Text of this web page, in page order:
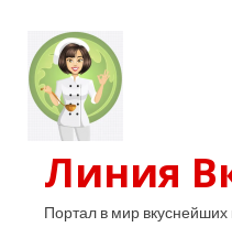
Линия
Портал в мир